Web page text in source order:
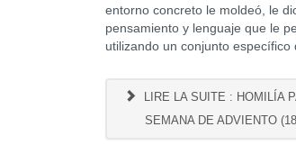
entorno concreto le moldeó, le
pensamiento y lenguaje que le
utilizando un conjunto
LIRE LA SUITE : HOMILÍA
SEMANA DE ADVIENTO